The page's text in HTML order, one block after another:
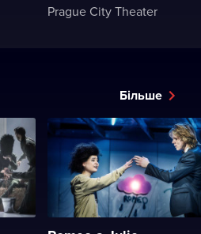
Prague City Theater
Більше